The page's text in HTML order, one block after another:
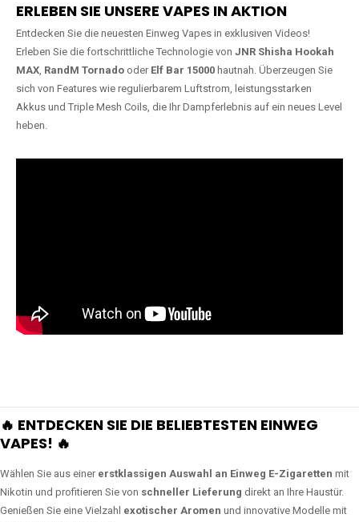
ERLEBEN SIE UNSERE VAPES IN AKTION
Entdecken Sie die neuesten Einweg Vapes in exklusiven Videos!
Erleben Sie die fortschrittliche Technologie von JNR Shisha Hookah
MAX, RandM Tornado oder Elf Bar 15000 hautnah. Überzeugen Sie
sich von Features wie regulierbarem Luftstrom, leistungsstarken
Akkus und Triple Mesh Coils, die Ihr Dampferlebnis auf ein neues Level
heben.
🔥 ENTDECKEN SIE DIE BELIEBTESTEN EINWEG
VAPES! 🔥
Wählen Sie aus einer erstklassigen Auswahl an Einweg E-Zigaretten mit
Nikotin und profitieren Sie von schneller Lieferung direkt an Ihre Haustür.
Genießen Sie eine Vielzahl exotischer Aromen und innovative Modelle mit